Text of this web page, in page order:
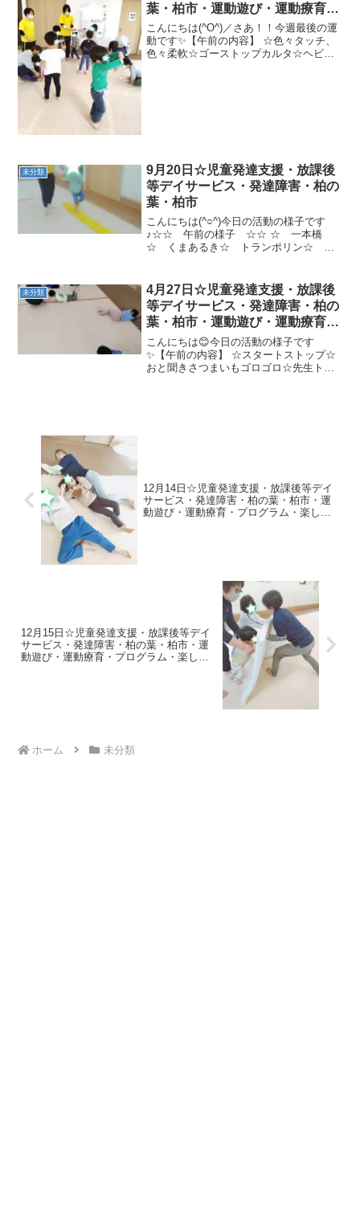
葉・柏市・運動遊び・運動療育・
プログラム・楽しい療育
こんにちは(^O^)／さあ！！今週最後の運
動です✨【午前の内容】 ☆色々タッチ、
色々柔軟☆ゴーストップカルタ☆ヘビジ
未分類
9月20日☆児童発達支援・放課後
等デイサービス・発達障害・柏の
葉・柏市
こんにちは(^○^)今日の活動の様子です
♪☆☆ 午前の様子 ☆☆ ☆ 一本橋
☆ くまあるき☆ トランポリン☆ 前
のすごえ☆ ケンケンパ☆ ウシガエル
ジャンプ☆ とびばこ...
未分類
4月27日☆児童発達支援・放課後
等デイサービス・発達障害・柏の
葉・柏市・運動遊び・運動療育・
プログラム・楽しい療育
こんにちは😊今日の活動の様子です
✨【午前の内容】 ☆スタートストップ☆
おと聞きさつまいもゴロゴロ☆先生トン
12月14日☆児童発達支援・放課後等デイ
サービス・発達障害・柏の葉・柏市・運
動遊び・運動療育・プログラム・楽しい
12月15日☆児童発達支援・放課後等デイ
サービス・発達障害・柏の葉・柏市・運
動遊び・運動療育・プログラム・楽しい
ホーム 未分類